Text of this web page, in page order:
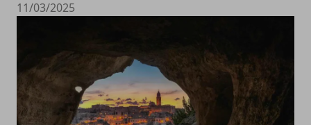
11/03/2025